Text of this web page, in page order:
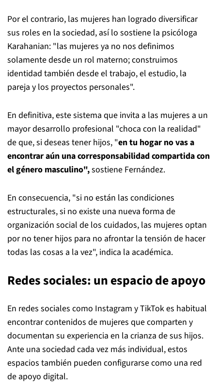
Por el contrario, las mujeres han logrado diversificar
sus roles en la sociedad, así lo sostiene la psicóloga
Karahanian: "las mujeres ya no nos definimos
solamente desde un rol materno; construimos
identidad también desde el trabajo, el estudio, la
pareja y los proyectos personales".
En definitiva, este sistema que invita a las mujeres a un
mayor desarrollo profesional "choca con la realidad"
de que, si deseas tener hijos, "en tu hogar no vas a
encontrar aún una corresponsabilidad compartida con
el género masculino",sostiene Fernández.
En consecuencia, "si no están las condiciones
estructurales, si no existe una nueva forma de
organización social de los cuidados, las mujeres optan
por no tener hijos para no afrontar la tensión de hacer
todas las cosas a la vez", indica la académica.
Redes sociales: un espacio de apoyo
En redes sociales como Instagram y TikTok es habitual
encontrar contenidos de mujeres que comparten y
documentan su experiencia en la crianza de sus hijos.
Ante una sociedad cada vez más individual, estos
espacios también pueden configurarse como una red
de apoyo digital.